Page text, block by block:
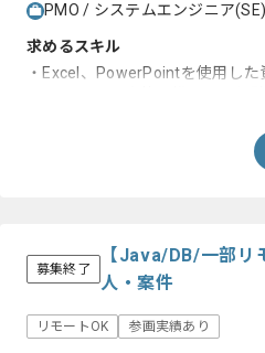
PMO / システムエンジニア(SE)
求めるスキル
・Excel、PowerPointを使用した
募集終了
【Java/DB/一部リ
人・案件
リモートOK 参画実績あり